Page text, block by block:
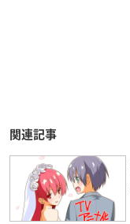
関連記事